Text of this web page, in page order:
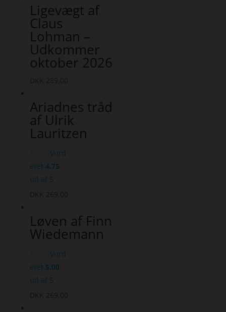
Ligevægt af
Claus
Lohman –
Udkommer
oktober 2026
Ariadnes tråd
af Ulrik
Lauritzen
Vurd
eret 4.75
ud af 5
Løven af Finn
Wiedemann
Vurd
eret 5.00
ud af 5